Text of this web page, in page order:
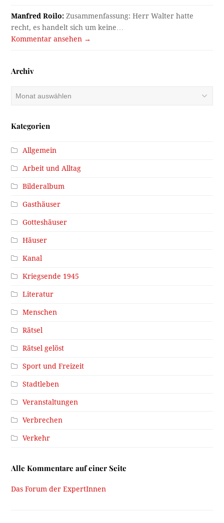
Manfred Roilo: Zusammenfassung: Herr Walter hatte
recht, es handelt sich um keine…
Kommentar ansehen →
Archiv
Kategorien
Allgemein
Arbeit und Alltag
Bilderalbum
Gasthäuser
Gotteshäuser
Häuser
Kanal
Kriegsende 1945
Literatur
Menschen
Rätsel
Rätsel gelöst
Sport und Freizeit
Stadtleben
Veranstaltungen
Verbrechen
Verkehr
Alle Kommentare auf einer Seite
Das Forum der ExpertInnen